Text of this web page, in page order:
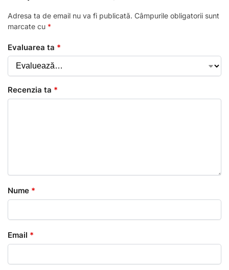
Adresa ta de email nu va fi publicată. Câmpurile obligatorii sunt
marcate cu *
Evaluarea ta *
Recenzia ta *
Nume *
Email *